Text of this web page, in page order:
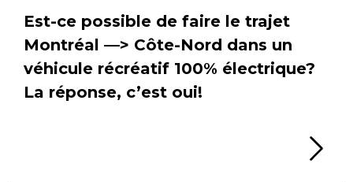
Est-ce possible de faire le trajet
Montréal —> Côte-Nord dans un
véhicule récréatif 100% électrique?
La réponse, c’est oui!